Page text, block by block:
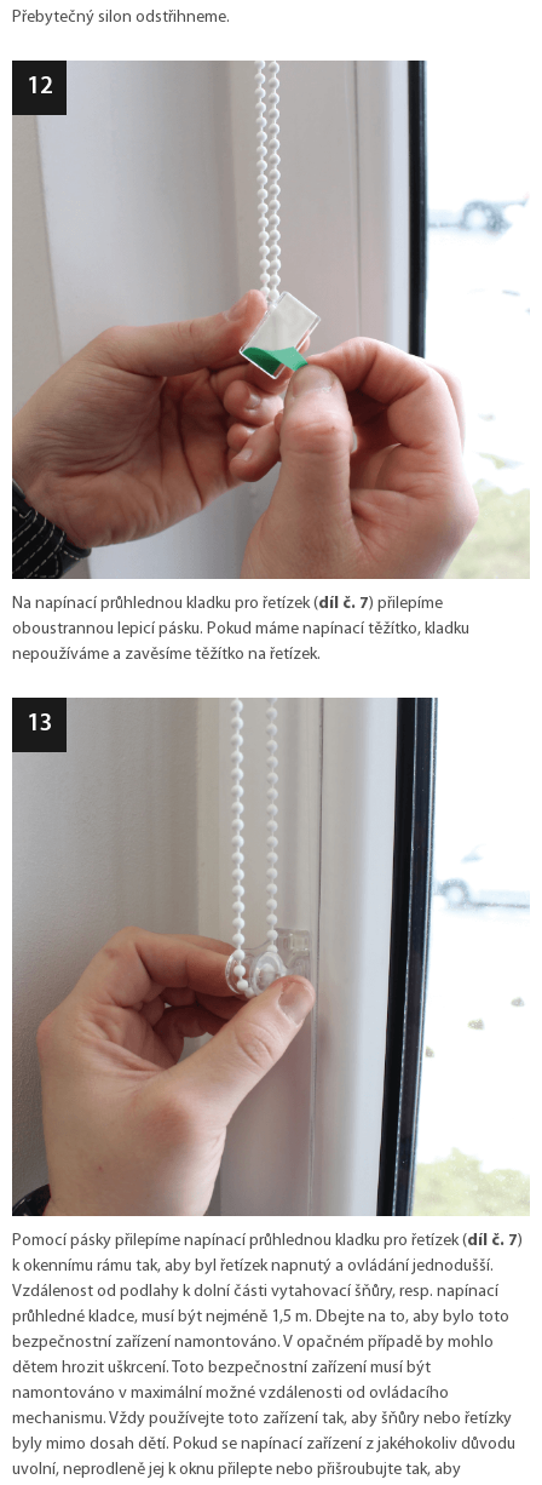
Přebytečný silon odstřihneme.
Na napínací průhlednou kladku pro řetízek (díl č. 7) přilepíme
oboustrannou lepicí pásku. Pokud máme napínací těžítko, kladku
nepoužíváme a zavěsíme těžítko na řetízek.
Pomocí pásky přilepíme napínací průhlednou kladku pro řetízek (díl č. 7)
k okennímu rámu tak, aby byl řetízek napnutý a ovládání jednodušší.
Vzdálenost od podlahy k dolní části vytahovací šňůry, resp. napínací
průhledné kladce, musí být nejméně 1,5 m. Dbejte na to, aby bylo toto
bezpečnostní zařízení namontováno. V opačném případě by mohlo
dětem hrozit uškrcení. Toto bezpečnostní zařízení musí být
namontováno v maximální možné vzdálenosti od ovládacího
mechanismu. Vždy používejte toto zařízení tak, aby šňůry nebo řetízky
byly mimo dosah dětí. Pokud se napínací zařízení z jakéhokoliv důvodu
uvolní, neprodleně jej k oknu přilepte nebo přišroubujte tak, aby